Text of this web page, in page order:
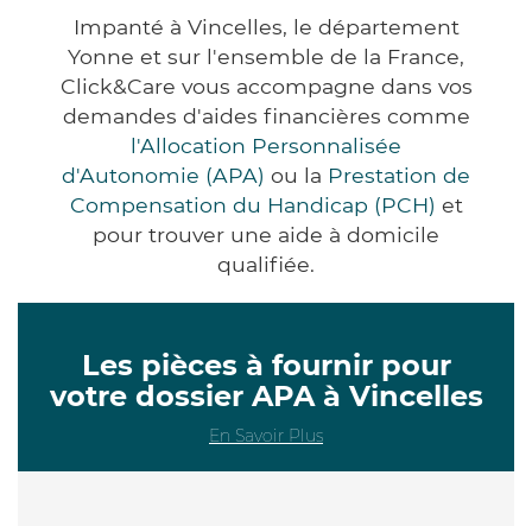
Impanté à Vincelles, le département
Yonne et sur l'ensemble de la France,
Click&Care vous accompagne dans vos
demandes d'aides financières comme
l'Allocation Personnalisée
d'Autonomie (APA) ou la Prestation de
Compensation du Handicap (PCH) et
pour trouver une aide à domicile
qualifiée.
Les pièces à fournir pour
votre dossier APA à Vincelles
En Savoir Plus